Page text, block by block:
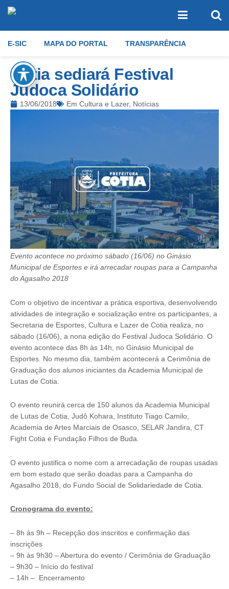
E-SIC MAPA DO PORTAL TRANSPARÊNCIA
Cotia sediará Festival
Judoca Solidário
13/06/2018 Em Cultura e Lazer, Notícias
Evento acontece no próximo sábado (16/06) no Ginásio
Municipal de Esportes e irá arrecadar roupas para a Campanha
do Agasalho 2018
Com o objetivo de incentivar a prática esportiva, desenvolvendo
atividades de integração e socialização entre os participantes, a
Secretaria de Esportes, Cultura e Lazer de Cotia realiza, no
sábado (16/06), a nona edição do Festival Judoca Solidário. O
evento acontece das 8h às 14h, no Ginásio Municipal de
Esportes. No mesmo dia, também acontecerá a Cerimônia de
Graduação dos alunos iniciantes da Academia Municipal de
Lutas de Cotia.
O evento reunirá cerca de 150 alunos da Academia Municipal
de Lutas de Cotia, Judô Kohara, Instituto Tiago Camilo,
Academia de Artes Marciais de Osasco, SELAR Jandira, CT
Fight Cotia e Fundação Filhos de Buda.
O evento justifica o nome com a arrecadação de roupas usadas
em bom estado que serão doadas para a Campanha do
Agasalho 2018, do Fundo Social de Solidariedade de Cotia.
Cronograma do evento:
– 8h às 9h – Recepção dos inscritos e confirmação das
inscrições
– 9h às 9h30 – Abertura do evento / Cerimônia de Graduação
– 9h30 – Início do festival
– 14h – Encerramento